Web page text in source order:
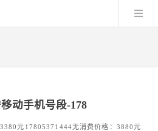
动手机号段-178
元17805371444无消费价格：3880元